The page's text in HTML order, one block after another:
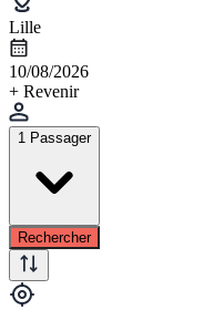
Lille
10/08/2026
+ Revenir
1 Passager
Rechercher